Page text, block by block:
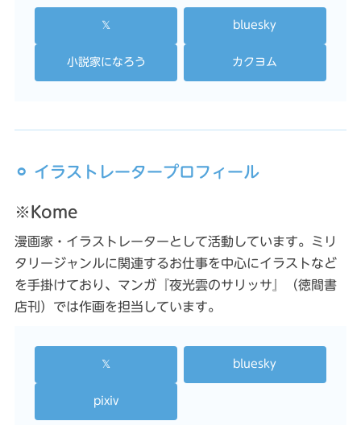
𝕏 bluesky
小説家になろう カクヨム
⚪︎ イラストレータープロフィール
※Kome
漫画家・イラストレーターとして活動しています。ミリ
タリージャンルに関連するお仕事を中心にイラストなど
を手掛けており、マンガ『夜光雲のサリッサ』（徳間書
店刊）では作画を担当しています。
𝕏 bluesky
pixiv